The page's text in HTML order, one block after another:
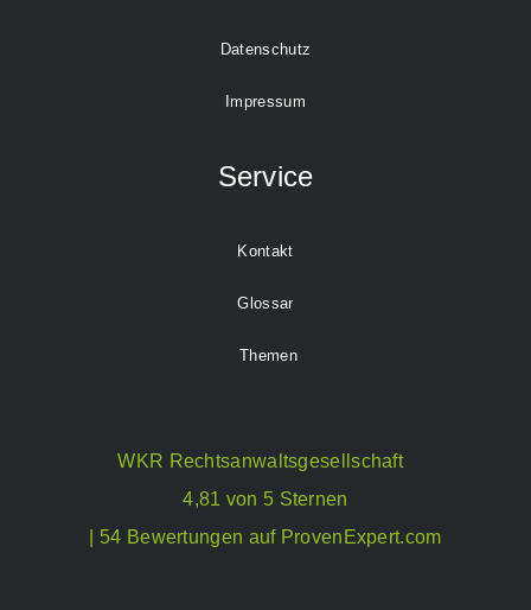
Datenschutz
Impressum
Service
Kontakt
Glossar
Themen
WKR Rechtsanwaltsgesellschaft
4,81 von 5 Sternen
| 54 Bewertungen auf ProvenExpert.com